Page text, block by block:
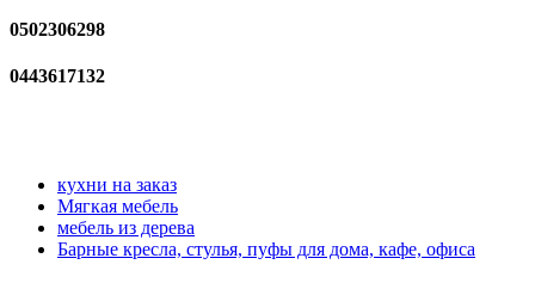
0502306298
0443617132
кухни на заказ
Мягкая мебель
мебель из дерева
Барные кресла, стулья, пуфы для дома, кафе, офиса